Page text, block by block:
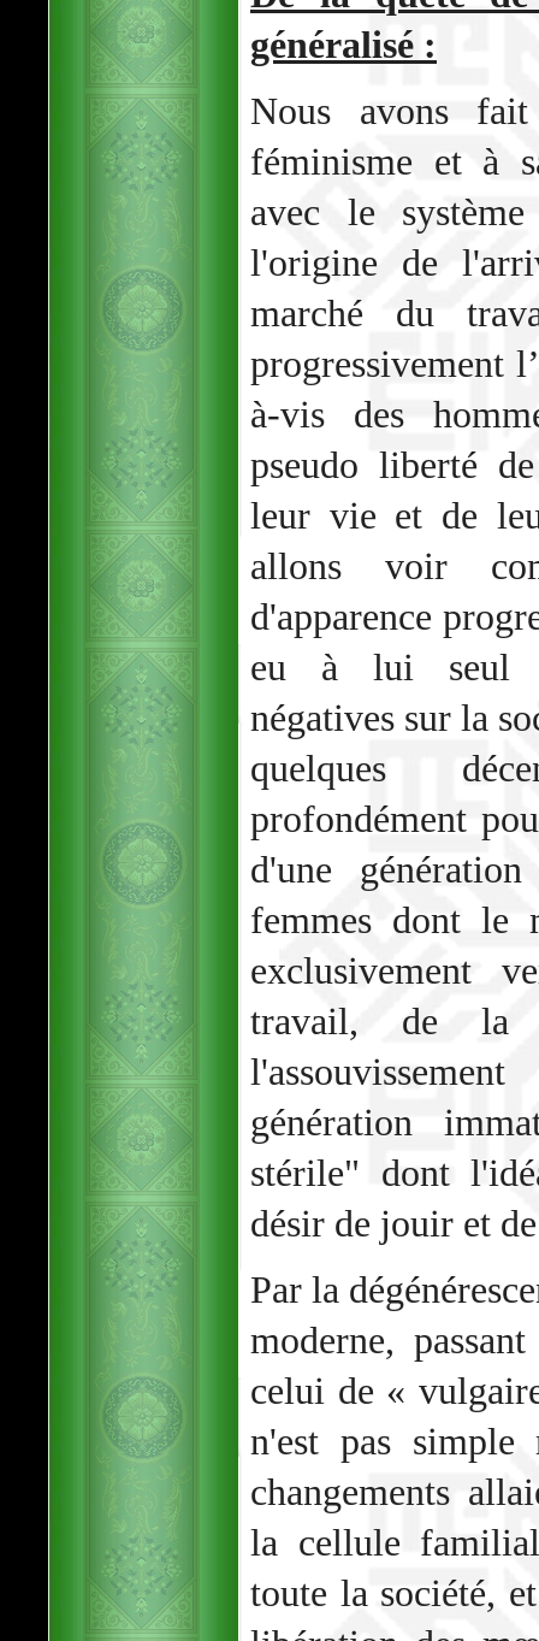
généralisé :
Nous avons
féminisme et à
avec le
l'origine de
marché du
progressivement
à-vis des
pseudo liberté
leur vie et de
allons voir
d'apparence
eu à lui seul
négatives sur la
quelques
profondément
d'une
femmes dont le
exclusivement
travail, de la
génération
stérile" dont
désir de jouir et
Par la
moderne,
celui de «
n'est pas simple
changements
la cellule
toute la société,